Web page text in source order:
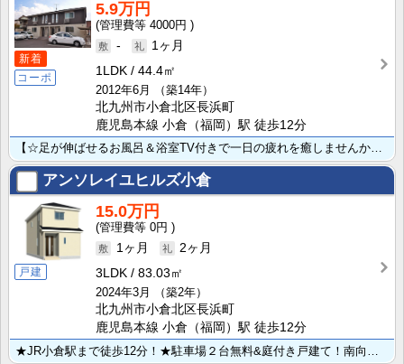
新着
コーポ
5.9万円
4000円
-
1ヶ月
1LDK
44.4㎡
2012年6月
（築14年）
北九州市小倉北区長浜町
鹿児島本線 小倉（福岡）駅 徒歩12分
【☆足が伸ばせるお風呂＆浴室TV付きで一日の疲れを癒しませんか？☆】 JR小倉駅徒歩約12分の好立地･･･
アンソレイユヒルズ小倉
戸建
15.0万円
0円
1ヶ月
2ヶ月
3LDK
83.03㎡
2024年3月
（築2年）
北九州市小倉北区長浜町
鹿児島本線 小倉（福岡）駅 徒歩12分